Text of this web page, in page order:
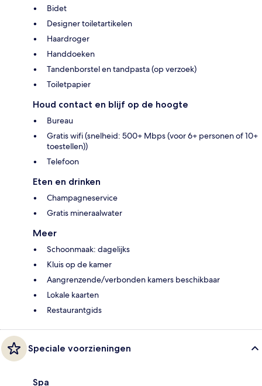
Bidet
Designer toiletartikelen
Haardroger
Handdoeken
Tandenborstel en tandpasta (op verzoek)
Toiletpapier
Houd contact en blijf op de hoogte
Bureau
Gratis wifi (snelheid: 500+ Mbps (voor 6+ personen of 10+
toestellen))
Telefoon
Eten en drinken
Champagneservice
Gratis mineraalwater
Meer
Schoonmaak: dagelijks
Kluis op de kamer
Aangrenzende/verbonden kamers beschikbaar
Lokale kaarten
Restaurantgids
Speciale voorzieningen
Spa